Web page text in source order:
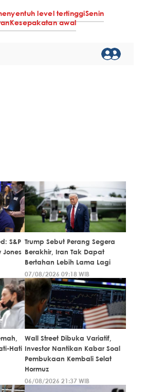
level tertinggiSenin
Kesepakatan awal
S&P
Jones
Trump Sebut Perang Segera
Berakhir, Iran Tak Dapat
Bertahan Lebih Lama Lagi
07/08/2026 09:18 WIB
Hati
Wall Street Dibuka Variatif,
Investor Nantikan Kabar Soal
Pembukaan Kembali Selat
Hormuz
06/08/2026 21:37 WIB